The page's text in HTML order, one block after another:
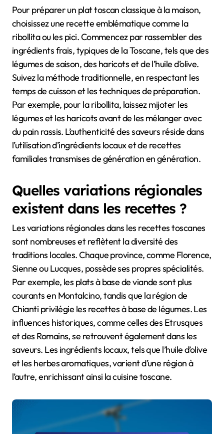
Pour préparer un plat toscan classique à la maison,
choisissez une recette emblématique comme la
ribollita ou les pici. Commencez par rassembler des
ingrédients frais, typiques de la Toscane, tels que des
légumes de saison, des haricots et de l’huile d’olive.
Suivez la méthode traditionnelle, en respectant les
temps de cuisson et les techniques de préparation.
Par exemple, pour la ribollita, laissez mijoter les
légumes et les haricots avant de les mélanger avec
du pain rassis. L’authenticité des saveurs réside dans
l’utilisation d’ingrédients locaux et de recettes
familiales transmises de génération en génération.
Quelles variations régionales
existent dans les recettes ?
Les variations régionales dans les recettes toscanes
sont nombreuses et reflètent la diversité des
traditions locales. Chaque province, comme Florence,
Sienne ou Lucques, possède ses propres spécialités.
Par exemple, les plats à base de viande sont plus
courants en Montalcino, tandis que la région de
Chianti privilégie les recettes à base de légumes. Les
influences historiques, comme celles des Etrusques
et des Romains, se retrouvent également dans les
saveurs. Les ingrédients locaux, tels que l’huile d’olive
et les herbes aromatiques, varient d’une région à
l’autre, enrichissant ainsi la cuisine toscane.